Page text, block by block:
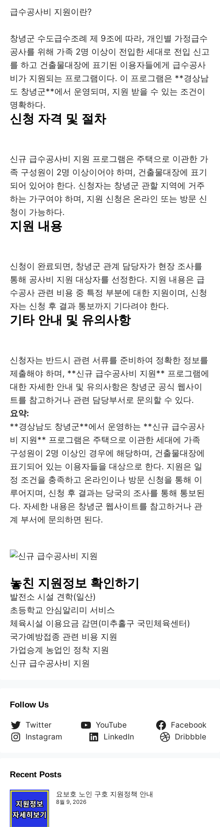
급수공사비 지원이란?
창녕군 수도급수조례 제 9조에 따라, 개인별 가정급수
공사를 위해 가족 2명 이상이 전입한 세대로 전입 신고
를 하고 건출물대장에 표기된 이용자들에게 급수공사
비가 지원되는 프로그램이다. 이 프로그램은 **경상남
도 창녕군**에서 운영되며, 지원 받을 수 있는 조건이
명확하다.
신청 자격 및 절차
신규 급수공사비 지원 프로그램은 주택으로 이관한 가
족 구성원이 2명 이상이어야 하며, 건출물대장에 표기
되어 있어야 한다. 신청자는 창녕군 관할 지역에 거주
하는 가구여야 하며, 지원 신청은 온라인 또는 방문 신
청이 가능하다.
지원 내용
신청이 완료되면, 창녕군 관계 담당자가 현장 조사를
통해 공사비 지원 대상자를 선정한다. 지원 내용은 급
수공사 관련 비용 중 특정 부분에 대한 지원이며, 신청
자는 신청 후 결과 통보까지 기다려야 한다.
기타 안내 및 유의사항
신청자는 반드시 관련 서류를 준비하여 정확한 정보를
제출해야 하며, **신규 급수공사비 지원** 프로그램에
대한 자세한 안내 및 유의사항은 창녕군 공식 웹사이
트를 참고하거나 관련 담당부서로 문의할 수 있다.
요약:
**경상남도 창녕군**에서 운영하는 **신규 급수공사
비 지원** 프로그램은 주택으로 이관한 세대에 가족
구성원이 2명 이상인 경우에 해당하며, 건출물대장에
표기되어 있는 이용자들을 대상으로 한다. 지원은 일
정 조건을 충족하고 온라인이나 방문 신청을 통해 이
루어지며, 신청 후 결과는 당국의 조사를 통해 통보된
다. 자세한 내용은 창녕군 웹사이트를 참고하거나 관
계 부서에 문의하면 된다.
놓친 지원정보 확인하기
발전소 시설 견학(일산)
초등학교 안심알리미 서비스
체육시설 이용요금 감면(미추홀구 국민체육센터)
국가예방접종 관련 비용 지원
가업승계 농업인 정착 지원
신규 급수공사비 지원
Follow Us
Twitter YouTube
Facebook
Instagram
LinkedIn Dribbble
Recent Posts
요보호 노인 구호 지원정책 안내
8월 9, 2026